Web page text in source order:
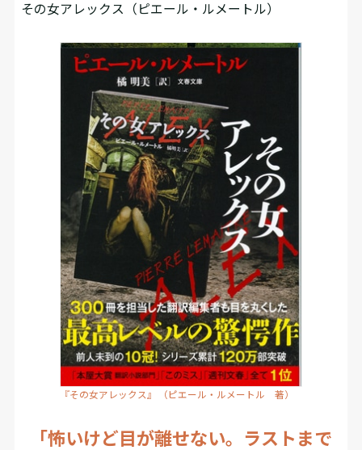
その女アレックス（ピエール・ルメートル）
『その女アレックス』 （ピエール・ルメートル 著）
「怖いけど目が離せない。ラストまで